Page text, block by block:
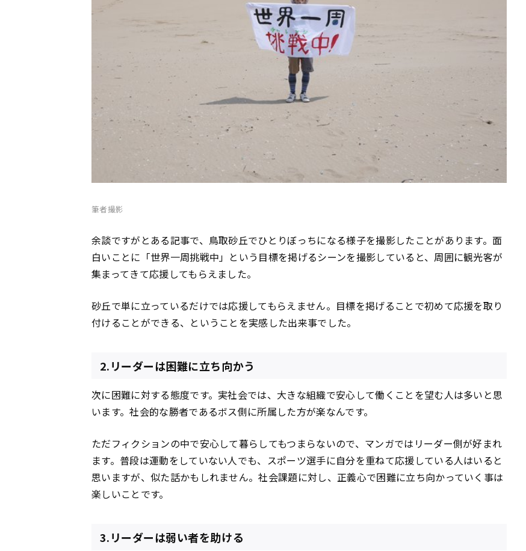
筆者撮影
余談ですがとある記事で、鳥取砂丘でひとりぼっちになる様子を撮影したことがあります。面
白いことに「世界一周挑戦中」という目標を掲げるシーンを撮影していると、周囲に観光客が
集まってきて応援してもらえました。
砂丘で単に立っているだけでは応援してもらえません。目標を掲げることで初めて応援を取り
付けることができる、ということを実感した出来事でした。
2.リーダーは困難に立ち向かう
次に困難に対する態度です。実社会では、大きな組織で安心して働くことを望む人は多いと思
います。社会的な勝者であるボス側に所属した方が楽なんです。
ただフィクションの中で安心して暮らしてもつまらないので、マンガではリーダー側が好まれ
ます。普段は運動をしていない人でも、スポーツ選手に自分を重ねて応援している人はいると
思いますが、似た話かもしれません。社会課題に対し、正義心で困難に立ち向かっていく事は
楽しいことです。
3.リーダーは弱い者を助ける